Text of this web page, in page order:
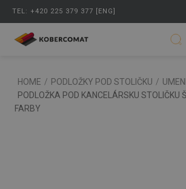
TEL: +420 225 379 377 [ENG]
HOME / PODLOŽKY POD STOLIČKU /
PODLOŽKA POD KANCELÁRSKU STOLIČKU
FARBY